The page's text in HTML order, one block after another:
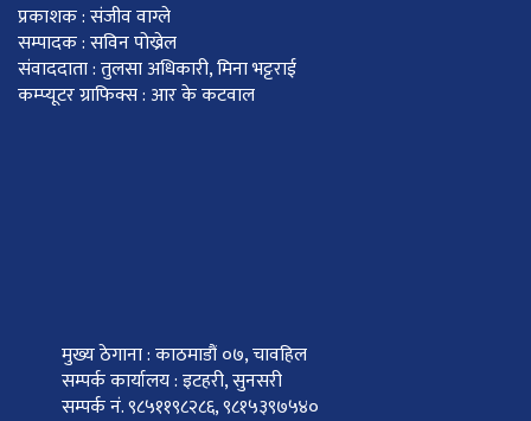
प्रकाशक : संजीव वाग्ले
सम्पादक : सविन पोख्रेल
संवाददाता : तुलसा अधिकारी, मिना भट्टराई
कम्प्यूटर ग्राफिक्स : आर के कटवाल
मुख्य ठेगाना : काठमाडौं ०७, चावहिल
सम्पर्क कार्यालय : इटहरी, सुनसरी
सम्पर्क नं. ९८५११९८२८६, ९८१५३९७५४०